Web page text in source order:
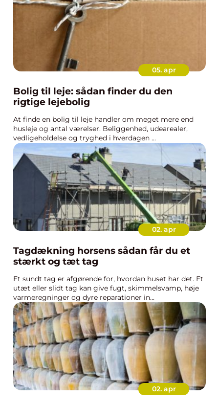
05. apr
Bolig til leje: sådan finder du den
rigtige lejebolig
At finde en bolig til leje handler om meget mere end
husleje og antal værelser. Beliggenhed, udearealer,
vedligeholdelse og tryghed i hverdagen ...
02. apr
Tagdækning horsens sådan får du et
stærkt og tæt tag
Et sundt tag er afgørende for, hvordan huset har det. Et
utæt eller slidt tag kan give fugt, skimmelsvamp, høje
varmeregninger og dyre reparationer in...
02. apr